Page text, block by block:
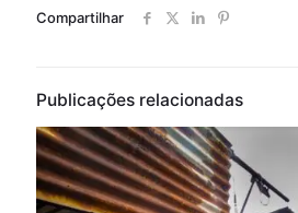
Compartilhar
Publicações relacionadas